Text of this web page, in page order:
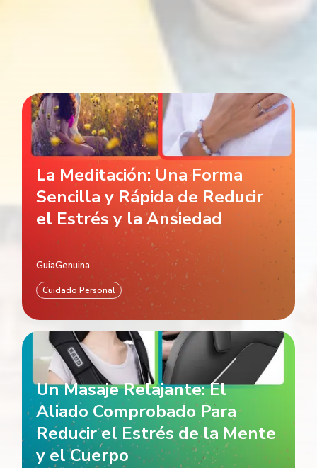
La Meditación: Una Forma
Sencilla y Rápida de Reducir
el Estrés y la Ansiedad
GuiaGenuina
Cuidado Personal
Un Masaje Relajante: El
Aliado Comprobado Para
Reducir el Estrés de la Mente
y el Cuerpo